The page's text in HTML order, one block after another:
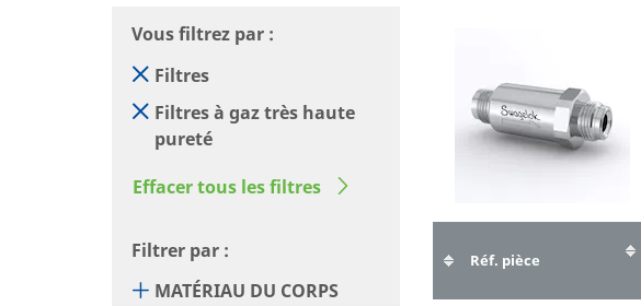
Vous filtrez par :
Filtres
Filtres à gaz très haute
pureté
Effacer tous les filtres
Filtrer par :
MATÉRIAU DU CORPS
Réf. pièce